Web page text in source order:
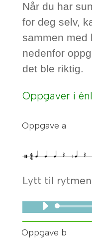
Når du har
for deg selv,
sammen med
nedenfor
det ble riktig.
Oppgaver i
Oppgave a
Lytt til rytmen
Oppgave b